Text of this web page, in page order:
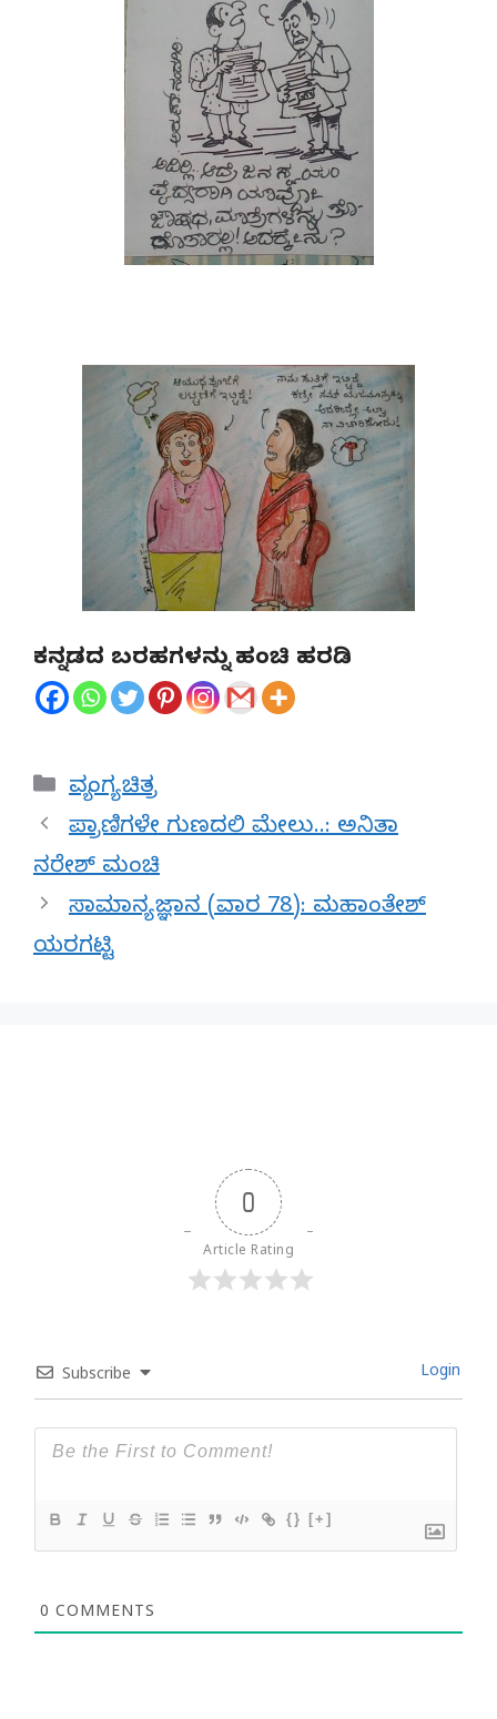
ಕನ್ನಡದ ಬರಹಗಳನ್ನು ಹಂಚಿ ಹರಡಿ
Categories
ವ್ಯಂಗ್ಯ ಚಿತ್ರ
ಪ್ರಾಣಿಗಳೇ ಗುಣದಲಿ ಮೇಲು..: ಅನಿತಾ
ನರೇಶ್ ಮಂಚಿ
ಸಾಮಾನ್ಯ ಜ್ಞಾನ (ವಾರ 78): ಮಹಾಂತೇಶ್
ಯರಗಟ್ಟಿ
0
Article Rating
Subscribe Login
{} [+]
0 COMMENTS